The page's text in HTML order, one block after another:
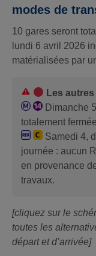
modes de
10 gares seront
lundi 6 avril 2026
matérialisées par
Les
Dimanche
totalement
Samedi 4,
journée : aucun
en provenance
travaux.
[cliquez sur le
toutes les
départ et d’arrivée]